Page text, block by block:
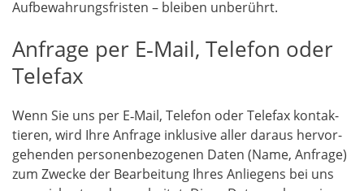
Auf­be­wah­rungs­fris­ten – blei­ben unberührt.
Anfrage per E‑Mail, Telefon oder
Telefax
Wenn Sie uns per E‑Mail, Tele­fon oder Tele­fax kon­tak­
tie­ren, wird Ihre Anfra­ge inklu­si­ve aller dar­aus her­vor­
ge­hen­den per­so­nen­be­zo­ge­nen Daten (Name, Anfra­ge)
zum Zwe­cke der Bear­bei­tung Ihres Anlie­gens bei uns